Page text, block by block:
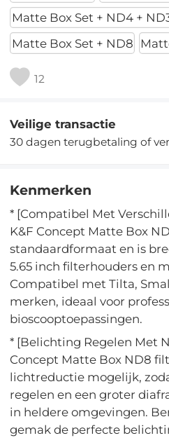
Matte Box Set + ND4 +
Matte Box Set + ND8
12
Veilige transactie
30 dagen terugbetaling of
Kenmerken
* [Compatibel Met
K&F Concept Matte Box
standaardformaat en is
5.65 inch filterhouders en
Compatibel met Tilta,
merken, ideaal voor
bioscooptoepassingen.
* [Belichting Regelen Met
Concept Matte Box ND8
lichtreductie mogelijk,
regelen en een groter
in heldere omgevingen.
gemak de perfecte